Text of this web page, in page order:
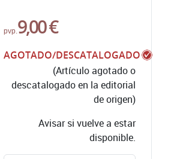
pvp.9,00 €
AGOTADO/DESCATALOGADO
(Artículo agotado o
descatalogado en la editorial
de origen)
Avisar si vuelve a estar
disponible.